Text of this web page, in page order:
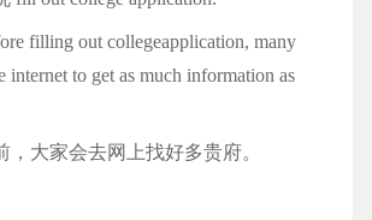
filling out collegeapplication, many
internet to get as much information as
，大家会去网上找好多贵府。